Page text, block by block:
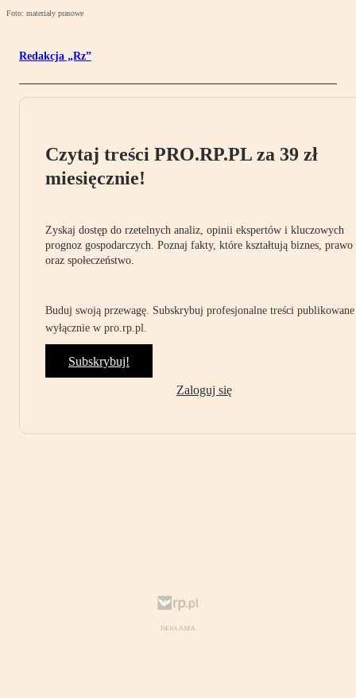
Foto: materiały prasowe
Redakcja „Rz”
Czytaj treści PRO.RP.PL za 39 zł
miesięcznie!
Zyskaj dostęp do rzetelnych analiz, opinii ekspertów i kluczowych
prognoz gospodarczych. Poznaj fakty, które kształtują biznes, prawo
oraz społeczeństwo.
Buduj swoją przewagę. Subskrybuj profesjonalne treści publikowane
wyłącznie w pro.rp.pl.
Subskrybuj!
Zaloguj się